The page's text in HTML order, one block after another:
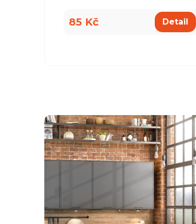
85 Kč Detail
deseti. Kuchyň je krásná a kvalitní.
mi pomohla se vším a komunikovala ihned,
které jsme postupně upravovaly, stejně tak
pracovních desek a korpusů skříní. Montéři